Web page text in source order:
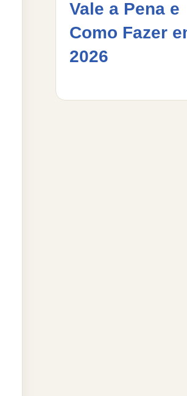
Vale a Pena e
Como Fazer
2026